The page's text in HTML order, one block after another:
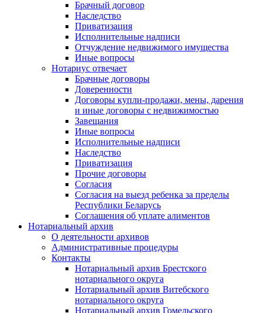
Брачный договор
Наследство
Приватизация
Исполнительные надписи
Отчуждение недвижимого имущества
Иные вопросы
Нотариус отвечает
Брачные договоры
Доверенности
Договоры купли-продажи, мены, дарения
и иные договоры с недвижимостью
Завещания
Иные вопросы
Исполнительные надписи
Наследство
Приватизация
Прочие договоры
Согласия
Согласия на выезд ребенка за пределы
Республики Беларусь
Соглашения об уплате алиментов
Нотариальный архив
О деятельности архивов
Административные процедуры
Контакты
Нотариальный архив Брестского
нотариального округа
Нотариальный архив Витебского
нотариального округа
Нотариальный архив Гомельского